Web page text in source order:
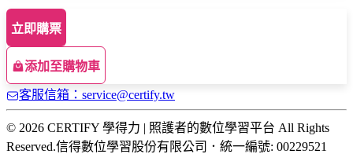
立即購票
添加至購物車
客服信箱：service@certify.tw
© 2026 CERTIFY 學得力 | 照護者的數位學習平台 All Rights
Reserved.信得數位學習股份有限公司 ． 統一編號: 00229521